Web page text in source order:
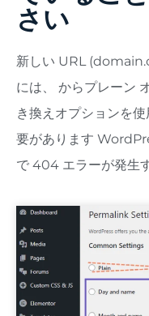
さい
新しい URL
には、 からプレーン
き換えオプションを
要があります
で 404 エラーが発生